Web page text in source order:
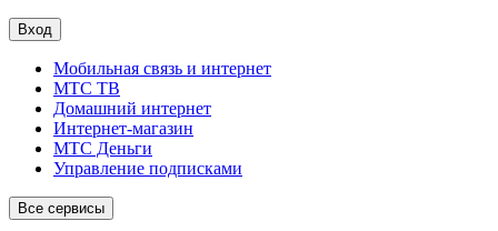
Вход
Мобильная связь и интернет
МТС ТВ
Домашний интернет
Интернет-магазин
МТС Деньги
Управление подписками
Все сервисы